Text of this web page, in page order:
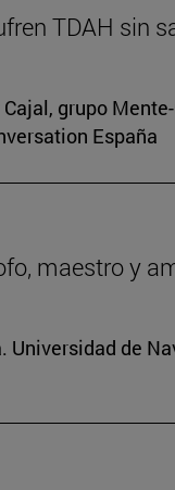
TDAH sin
grupo
España
maestro y
Universidad de